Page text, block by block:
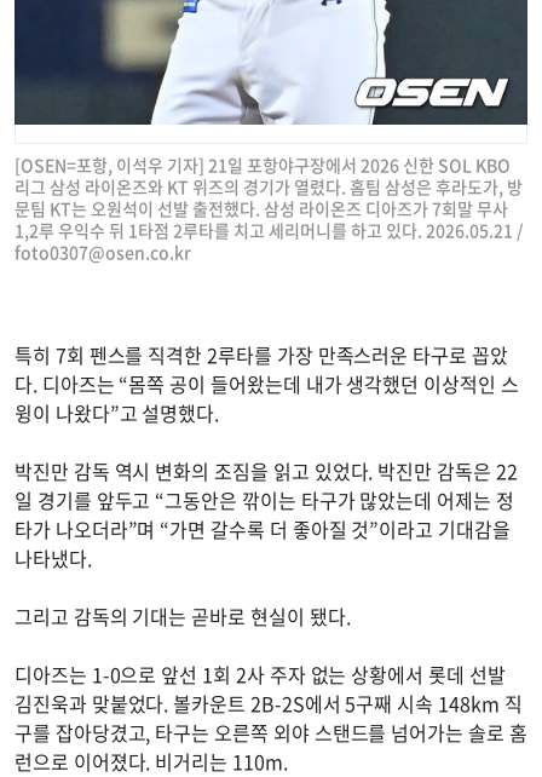
[OSEN=포항, 이석우 기자] 21일 포항야구장에서 2026 신한 SOL KBO
리그 삼성 라이온즈와 KT 위즈의 경기가 열렸다. 홈팀 삼성은 후라도가, 방
문팀 KT는 오원석이 선발 출전했다. 삼성 라이온즈 디아즈가 7회말 무사
1,2루 우익수 뒤 1타점 2루타를 치고 세리머니를 하고 있다. 2026.05.21 /
foto0307@osen.co.kr
특히 7회 펜스를 직격한 2루타를 가장 만족스러운 타구로 꼽았
다. 디아즈는 “몸쪽 공이 들어왔는데 내가 생각했던 이상적인 스
윙이 나왔다”고 설명했다.
박진만 감독 역시 변화의 조짐을 읽고 있었다. 박진만 감독은 22
일 경기를 앞두고 “그동안은 깎이는 타구가 많았는데 어제는 정
타가 나오더라”며 “가면 갈수록 더 좋아질 것”이라고 기대감을
나타냈다.
그리고 감독의 기대는 곧바로 현실이 됐다.
디아즈는 1-0으로 앞선 1회 2사 주자 없는 상황에서 롯데 선발
김진욱과 맞붙었다. 볼카운트 2B-2S에서 5구째 시속 148km 직
구를 잡아당겼고, 타구는 오른쪽 외야 스탠드를 넘어가는 솔로 홈
런으로 이어졌다. 비거리는 110m.